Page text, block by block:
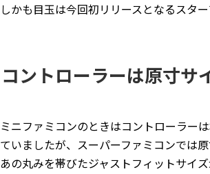
しかも目玉は今回初リリースとなるスタ
コントローラーは原寸サ
ミニファミコンのときはコントローラー
ていましたが、スーパーファミコンでは原
あの丸みを帯びたジャストフィットサイズ